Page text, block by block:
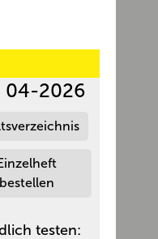
04-2026
Einzelheft
bestellen
testen: